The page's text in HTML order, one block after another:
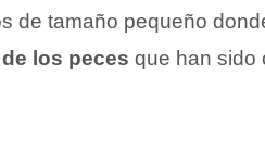
de tamaño pequeño
los peces que han sido